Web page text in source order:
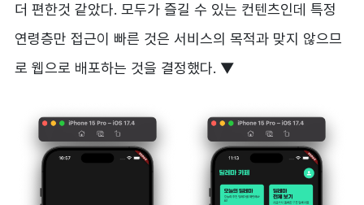
더 편한것 같았다. 모두가 즐길 수 있는 컨텐츠인데 특정
연령층만 접근이 빠른 것은 서비스의 목적과 맞지 않으므
로 웹으로 배포하는 것을 결정했다. ▼